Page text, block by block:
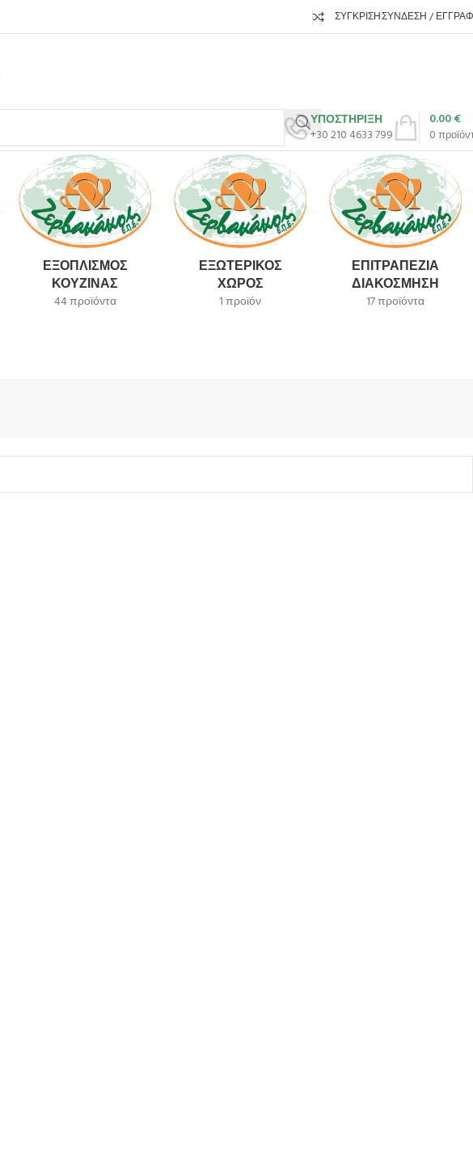
ΣΎΓΚΡΙΣΗΣΎΝΔΕΣΗ /
ΥΠΟΣΤΗΡΙΞΗ
+30 210 4633 799
0
0.00€
ΕΞΟΠΛΙΣΜΌΣ
ΚΟΥΖΊΝΑΣ
44 προϊόντα
ΕΞΩΤΕΡΙΚΌΣ
ΧΏΡΟΣ
1 προϊόν
ΕΠΙΤΡΑΠΈΖΙΑ
ΔΙΑΚΌΣΜΗΣΗ
17 προϊόντα